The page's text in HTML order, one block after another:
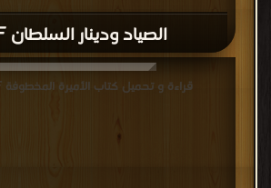
الصياد ودينار السلطان PDF
قراءة و تحميل كتاب الأميرة المخطوفة PDF مجانا